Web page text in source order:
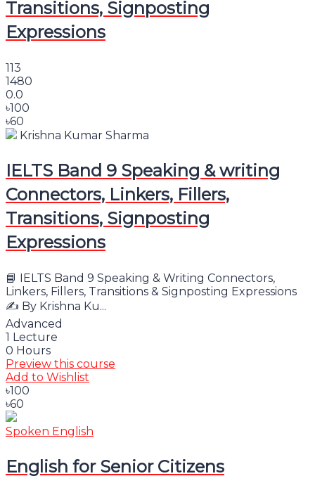
Transitions, Signposting
Expressions
113
1480
0.0
৳100
৳60
Krishna Kumar Sharma
IELTS Band 9 Speaking & writing
Connectors, Linkers, Fillers,
Transitions, Signposting
Expressions
📘 IELTS Band 9 Speaking & Writing Connectors,
Linkers, Fillers, Transitions & Signposting Expressions
✍️ By Krishna Ku...
Advanced
1 Lecture
0 Hours
Preview this course
Add to Wishlist
৳100
৳60
Spoken English
English for Senior Citizens